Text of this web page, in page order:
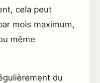
cela peut
mois maximum,
même
du